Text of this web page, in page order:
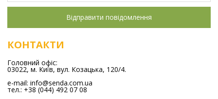
Відправити повідомлення
КОНТАКТИ
Головний офіс:
03022, м. Київ, вул. Козацька, 120/4.
e-mail: info@senda.com.ua
тел.: +38 (044) 492 07 08